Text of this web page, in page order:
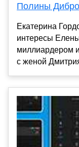
Полины
Екатерина
интересы
миллиардером
с женой